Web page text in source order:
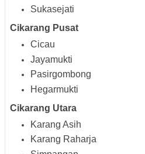
Sukasejati
Cikarang Pusat
Cicau
Jayamukti
Pasirgombong
Hegarmukti
Cikarang Utara
Karang Asih
Karang Raharja